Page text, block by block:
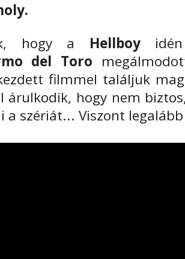
hogy a Hellboyidén
del Toro
filmmel találjuk
árulkodik, hogy nem
a szériát... Viszont